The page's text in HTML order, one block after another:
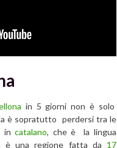
in 5 giorni non è solo
è sopratutto perdersi tra le
incatalano, che è la lingua
è una regione fatta da 17